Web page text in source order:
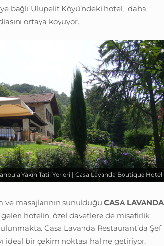
bağlı Ulupelit Köyü’ndeki hotel, daha
ortaya koyuyor.
Yakın Tatil Yerleri | Casa Lavanda Boutique Hotel
ve masajlarının sunulduğu CASA LAVANDA
gelen hotelin, özel davetlere de misafirlik
Casa Lavanda Restaurant’da Şef
ideal bir çekim noktası haline getiriyor.